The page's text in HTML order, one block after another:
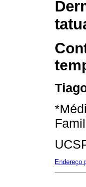
Endereço